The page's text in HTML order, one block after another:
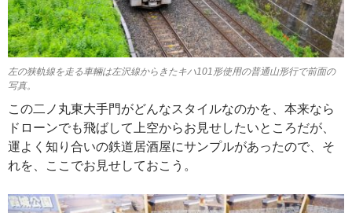
左の狭軌線を走る車輛は左沢線からきたキハ101形使用の普通山形行で前面の
写真。
この二ノ丸東大手門がどんなスタイルなのかを、本来なら
ドローンでも飛ばして上空からお見せしたいところだが、
運よく知り合いの鉄道居酒屋にサンプルがあったので、そ
れを、ここでお見せしておこう。